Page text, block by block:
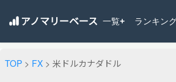
アノマリーベース 一覧+ ランキン
TOP > FX > 米ドルカナダドル